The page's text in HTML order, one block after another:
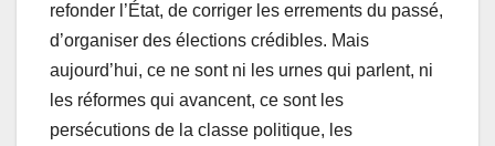
refonder l’État, de corriger les errements du passé,
d’organiser des élections crédibles. Mais
aujourd’hui, ce ne sont ni les urnes qui parlent, ni
les réformes qui avancent, ce sont les
persécutions de la classe politique, les